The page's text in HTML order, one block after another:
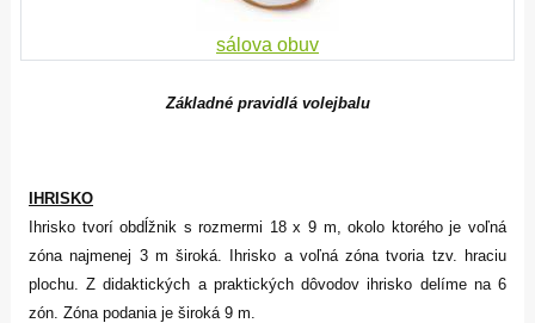
sálova obuv
Základné pravidlá volejbalu
IHRISKO
Ihrisko tvorí obdĺžnik s rozmermi 18 x 9 m, okolo ktorého je voľná
zóna najmenej 3 m široká. Ihrisko a voľná zóna tvoria tzv. hraciu
plochu. Z didaktických a praktických dôvodov ihrisko delíme na 6
zón. Zóna podania je široká 9 m.